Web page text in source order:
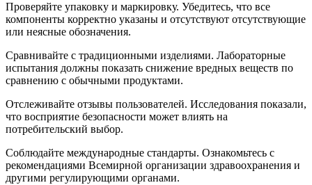
Проверяйте упаковку и маркировку. Убедитесь, что все
компоненты корректно указаны и отсутствуют отсутствующие
или неясные обозначения.
Сравнивайте с традиционными изделиями. Лабораторные
испытания должны показать снижение вредных веществ по
сравнению с обычными продуктами.
Отслеживайте отзывы пользователей. Исследования показали,
что восприятие безопасности может влиять на
потребительский выбор.
Соблюдайте международные стандарты. Ознакомьтесь с
рекомендациями Всемирной организации здравоохранения и
другими регулирующими органами.